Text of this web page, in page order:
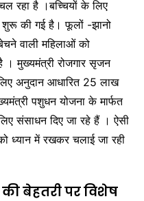
रहा है ।बच्चियों के लिए
शुरू की गई है। फूलों -झानो
वाली महिलाओं को
। मुख्यमंत्री रोजगार सृजन
अनुदान आधारित 25 लाख
पशुधन योजना के मार्फत
संसाधन दिए जा रहे हैं । ऐसी
ध्यान में रखकर चलाई जा रही
की बेहतरी पर विशेष